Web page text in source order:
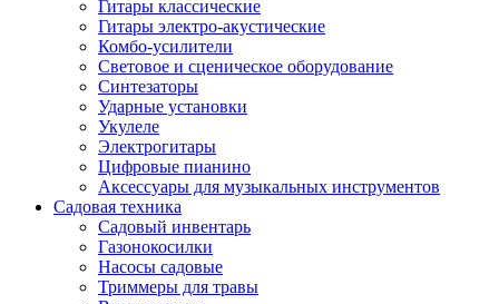
Гитары классические
Гитары электро-акустические
Комбо-усилители
Световое и сценическое оборудование
Синтезаторы
Ударные установки
Укулеле
Электрогитары
Цифровые пианино
Аксессуары для музыкальных инструментов
Садовая техника
Садовый инвентарь
Газонокосилки
Насосы садовые
Триммеры для травы